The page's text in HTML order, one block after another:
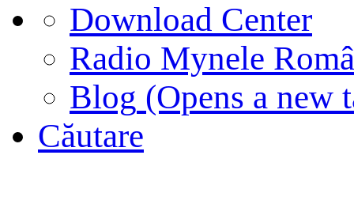
Download Center
Radio Mynele
Blog (Opens a new
Căutare